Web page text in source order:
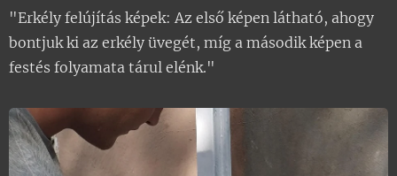
"Erkély felújítás képek: Az első képen látható, ahogy
bontjuk ki az erkély üvegét, míg a második képen a
festés folyamata tárul elénk."